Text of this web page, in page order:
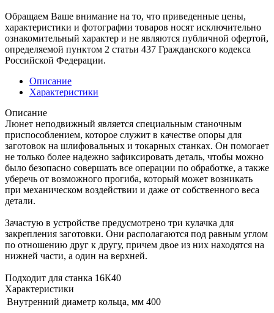
Обращаем Ваше внимание на то, что приведенные цены,
характеристики и фотографии товаров носят исключительно
ознакомительный характер и не являются публичной офертой,
определяемой пунктом 2 статьи 437 Гражданского кодекса
Российской Федерации.
Описание
Характеристики
Описание
Люнет неподвижный является специальным станочным
приспособлением, которое служит в качестве опоры для
заготовок на шлифовальных и токарных станках. Он помогает
не только более надежно зафиксировать деталь, чтобы можно
было безопасно совершать все операции по обработке, а также
уберечь от возможного прогиба, который может возникать
при механическом воздействии и даже от собственного веса
детали.
Зачастую в устройстве предусмотрено три кулачка для
закрепления заготовки. Они располагаются под равным углом
по отношению друг к другу, причем двое из них находятся на
нижней части, а один на верхней.
Подходит для станка 16К40
Характеристики
Внутренний диаметр кольца, мм 400